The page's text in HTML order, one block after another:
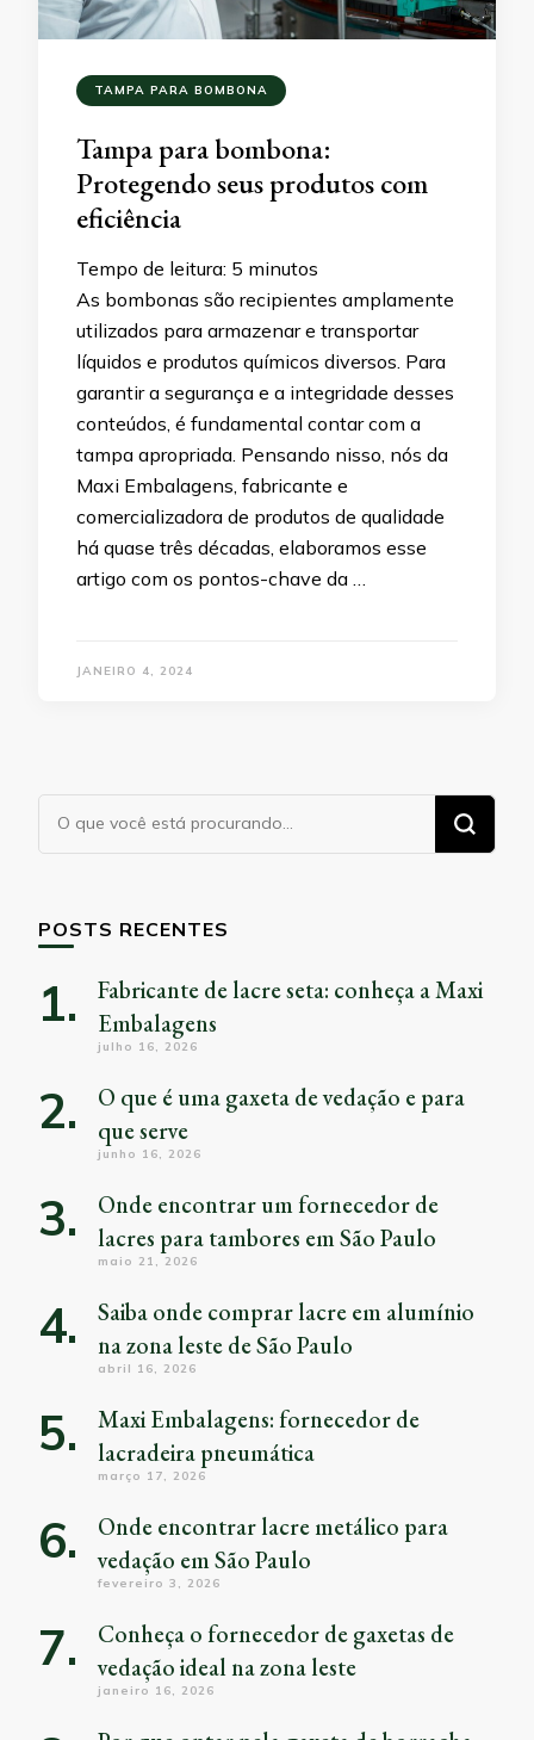
TAMPA PARA BOMBONA
Tampa para bombona:
Protegendo seus produtos com
eficiência
Tempo de leitura: 5 minutos
As bombonas são recipientes amplamente
utilizados para armazenar e transportar
líquidos e produtos químicos diversos. Para
garantir a segurança e a integridade desses
conteúdos, é fundamental contar com a
tampa apropriada. Pensando nisso, nós da
Maxi Embalagens, fabricante e
comercializadora de produtos de qualidade
há quase três décadas, elaboramos esse
artigo com os pontos-chave da …
JANEIRO 4, 2024
Procurando
algo?
POSTS RECENTES
Fabricante de lacre seta: conheça a Maxi
Embalagens
julho 16, 2026
O que é uma gaxeta de vedação e para
que serve
junho 16, 2026
Onde encontrar um fornecedor de
lacres para tambores em São Paulo
maio 21, 2026
Saiba onde comprar lacre em alumínio
na zona leste de São Paulo
abril 16, 2026
Maxi Embalagens: fornecedor de
lacradeira pneumática
março 17, 2026
Onde encontrar lacre metálico para
vedação em São Paulo
fevereiro 3, 2026
Conheça o fornecedor de gaxetas de
vedação ideal na zona leste
janeiro 16, 2026